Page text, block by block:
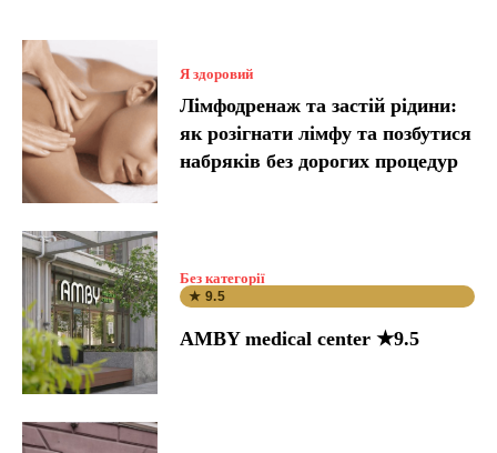
Я здоровий
Лімфодренаж та застій рідини:
як розігнати лімфу та позбутися
набряків без дорогих процедур
Без категорії
★ 9.5
AMBY medical center ★9.5